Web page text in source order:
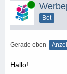
Online
Bot
Gerade eben
Hallo!